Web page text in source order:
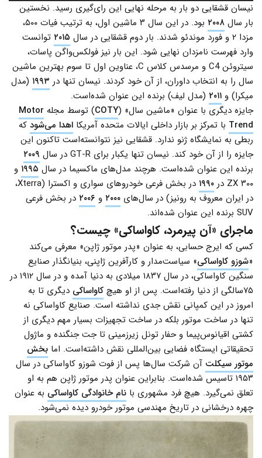
نیسان قشقایی دو بار به مرحله نهایی این رای‌گیری رسید. نخستین
بار سال ۲۰۰۸
بود. در این سال ۳ ماشین اول، به ترتیب فیات ۵۰۰،
مزدا ۲ و فورد موندئو شدند. بار دوم قشقایی در سال
۲۰۱۵ توانست
وارد فهرست نامزدان نهایی شود. این بار نیز فولکس‌واگن پاسات،
سیتروئن C4 و مرسدس کلاس C، عناوین اول تا سوم بهترین ماشین
سال را به انتخاب داوران، از آن خود کردند. نیسان تنها در ۱۹۹۳ (مدل
میکرا) و ۲۰۱۱ (مدل لیف) برنده این عنوان شده‌است.
جایزه دیگری با عنوان «ماشین سال» (COTY) توسط مجله Motor
Trend با تمرکز بر بازار داخلی ایالات متحده آمریکا اهدا می‌شود که
ربطی به نمایشگاه ژنو ندارد. قشقایی نیز نتوانسته‌است تاکنون این
جایزه را از آن خود کند. نیسان تنها یکبار برای GT-R در سال
۲۰۰۹
برنده این عنوان شده‌است. هرچند مدل‌های ماکسیما در سال ۱۹۹۵ و
۳۰۰ ZX در
۱۹۹۰
در بخش فرعی خودروهای سواری و اکسترا (Xterra،
در ایران معروف به رونیز) در سال‌های ۲۰۰۰ و ۲۰۰۶ در بخش فرعی
SUV برنده این عنوان شده‌اند.
ماجرای «آن پیرمرد، کاواساکی» چیست؟
کسی که ایرج حسابی، به عنوان «پدر موتور ژاپن» معرفی می‌کند
«شوزو کاواساکی» سیاست‌مدار و کارآفرین ژاپنی، بنیانگذار صنایع
سنگین کاواساکی، در سال ۱۸۳۷ میلادی به دنیا آمده و در سال ۱۹۱۲ در
۷۵سالگی از دنیا رفته‌است. پس از او هیچ
کاواساکی دیگری تا به
امروز در این کمپانی نقش جدی نداشته است. صنایع کاواساکی نه
تنها در ساخت موتور بلکه در ساخت تجهیزات بسیار مهم دیگری از
کشتی اقیانوس‌پیما و حفار تونل زیرزمینی تا جت جنگنده و ماژول
تحقیقاتی ایستگاه فضایی بین‌المللی نقش داشته‌است. اما بخش
موتور سیکلت آن شرکت سال‌ها پس از فوت شوزو کاواساکی در سال
۱۹۵۳ تاسیس شده‌است. بنابراین عنوان پدر موتور ژاپن هم به او
تعلق نمی‌گیرد. هیچ فرد مشهوری با نام خانوادگی کاواساکی به عنوان
چهره درخشانی در تاریخ مهندسی موتور خودرو دیده نمی‌شود.